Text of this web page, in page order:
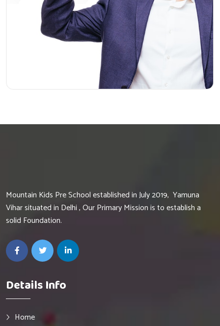
Mountain Kids Pre School established in July 2019, Yamuna
Vihar situated in Delhi , Our Primary Mission is to establish a
solid Foundation.
Details Info
Home